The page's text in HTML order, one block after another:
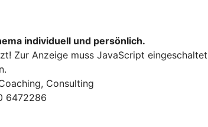
individuell und persönlich.
Zur Anzeige muss JavaScript eingeschaltet
Consulting
6472286